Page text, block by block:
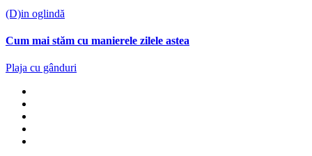
(D)in oglindă
Cum mai stăm cu manierele zilele astea
Plaja cu gânduri